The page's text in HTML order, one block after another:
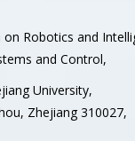
Robotics and
and Control,
University,
Zhejiang 310027,